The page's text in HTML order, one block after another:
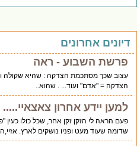
אחרונים
פרשת השבוע - ראה
עצוב שכך מסתכמת הצדקה : שהיא שקולה
הצדקה = "אדם" ועוד... . שהוא..
למען יידע אחרון צאצאיי.....
פעם הראה לי הזקן זקן אחר, שכל כולו כעין
שדומה שעוד מעט ופניו נושקים לארץ. אזיי,הו..